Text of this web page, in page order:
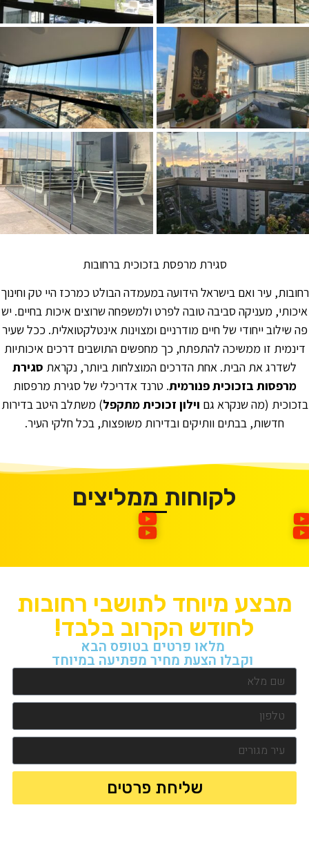
סגירת מרפסת בזכוכית ברחובות
רחובות, עיר ואם בישראל הידועה במעמדה הבולט כמרכז היי טק וחינוך
איכותי, מעניקה סביבה טובה לפרט ולמשפחה שרוצים איכות בחיים. יש
פה שילוב ייחודי של חיים מודרניים ומצוינות אינטלקטואלית. ככל שעיר
דינמית זו ממשיכה להתפתח, כך מחפשים התושבים דרכים איכותיות
לשדרג את הבית. אחת הדרכים המוצלחות ביותר, נקראת סגירת
מרפסות בזכוכית פנורמית. טרנד אדריכלי של סגירת מרפסות
בזכוכית (מה שנקרא גם וילון זכוכית מתקפל) משתלב היטב בדירות
חדשות, בבתים וותיקים ובדירות משופצות, בכל חלקי העיר.
לקוחות ממליצים
מבצע מיוחד לתושבי רחובות
לחודש הקרוב בלבד!
מלאו פרטים בטופס הבא
וקבלו הצעת מחיר מפתיעה במיוחד
שליחת פרטים